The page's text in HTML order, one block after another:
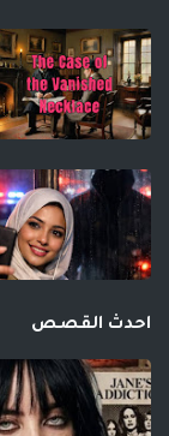
احدث القصص